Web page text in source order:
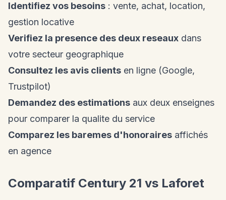
Identifiez vos besoins : vente, achat, location,
gestion locative
Verifiez la presence des deux reseaux dans
votre secteur geographique
Consultez les avis clients en ligne (Google,
Trustpilot)
Demandez des estimations aux deux enseignes
pour comparer la qualite du service
Comparez les baremes d'honoraires affichés
en agence
Comparatif Century 21 vs Laforet